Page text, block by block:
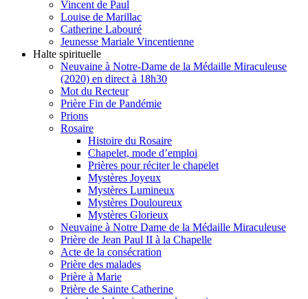
Vincent de Paul
Louise de Marillac
Catherine Labouré
Jeunesse Mariale Vincentienne
Halte spirituelle
Neuvaine à Notre-Dame de la Médaille Miraculeuse
(2020) en direct à 18h30
Mot du Recteur
Prière Fin de Pandémie
Prions
Rosaire
Histoire du Rosaire
Chapelet, mode d’emploi
Prières pour réciter le chapelet
Mystères Joyeux
Mystères Lumineux
Mystères Douloureux
Mystères Glorieux
Neuvaine à Notre Dame de la Médaille Miraculeuse
Prière de Jean Paul II à la Chapelle
Acte de la consécration
Prière des malades
Prière à Marie
Prière de Sainte Catherine